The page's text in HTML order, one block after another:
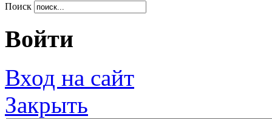
Поиск
Войти
Вход на сайт
Закрыть